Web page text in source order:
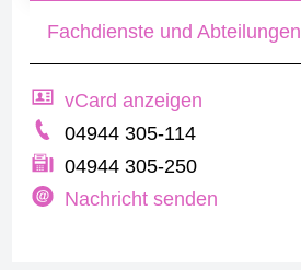
Fachdienste und Abteilungen
vCard anzeigen
04944 305-114
04944 305-250
Nachricht senden